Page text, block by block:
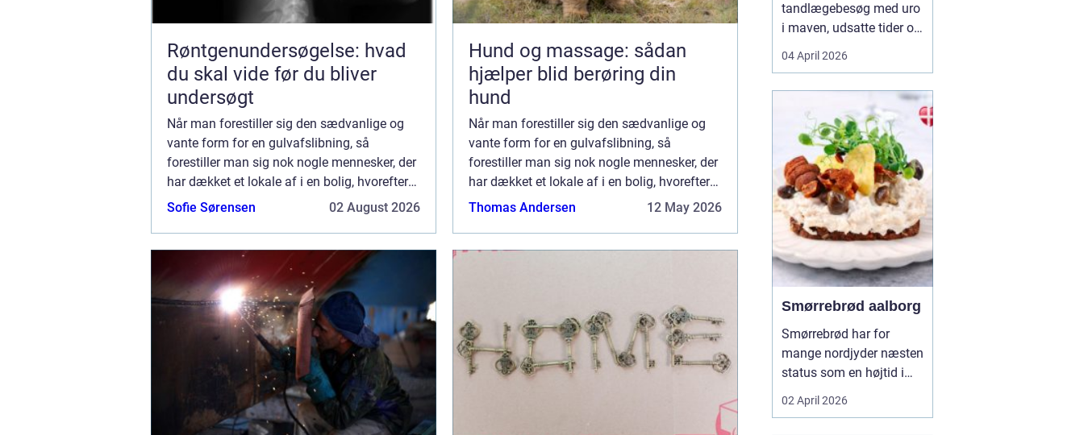
Røntgenundersøgelse: hvad
du skal vide før du bliver
undersøgt
Når man forestiller sig den sædvanlige og
vante form for en gulvafslibning, så
forestiller man sig nok nogle mennesker, der
har dækket et lokale af i en bolig, hvorefter
de udfører deres gulvafslibning med en
Sofie Sørensen 02 August 2026
Hund og massage: sådan
hjælper blid berøring din
hund
Når man forestiller sig den sædvanlige og
vante form for en gulvafslibning, så
forestiller man sig nok nogle mennesker, der
har dækket et lokale af i en bolig, hvorefter
de udfører deres gulvafslibning med en
Thomas Andersen 12 May 2026
tandlægebesøg med uro
i maven, udsatte tider og
uoverskuelige priser.
Samtidig ved de fleste
mund er for både
helbred og velvære. Når
dusøger efter tandlæge
vanløs...
04 April 2026
Smørrebrød aalborg
Smørrebrød har for
mange nordjyder næsten
status som en højtid i
sig selv. Et godt stykke
rugbrød med sprød
02 April 2026